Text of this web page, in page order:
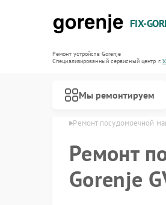
FIX-
Ремонт устройств Gorenje
Специализированный cервисный центр г.
Мы ремонтируем
в Ульяновске Ремонт посудомоечной
Ремонт
Gorenje